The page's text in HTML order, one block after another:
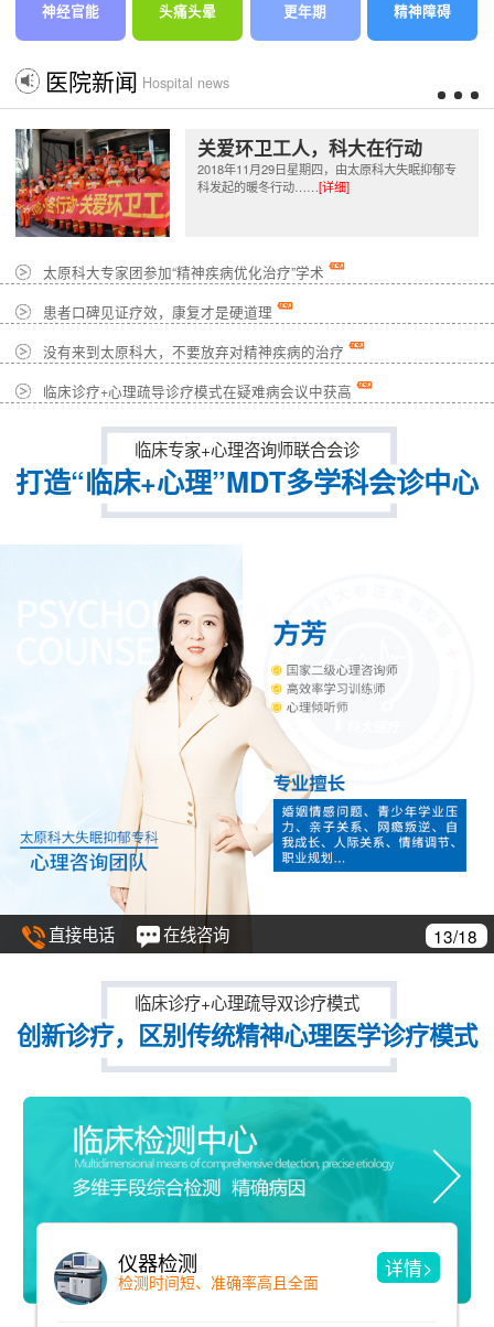
神经官能 头痛头晕 更年期 精神障碍
医院新闻 Hospital news
关爱环卫工人，科大在行动
2018年11月29日星期四，由太原科大失眠抑郁专
科发起的暖冬行动……[详细]
太原科大专家团参加“精神疾病优化治疗”学术
患者口碑见证疗效，康复才是硬道理
没有来到太原科大，不要放弃对精神疾病的治疗
临床诊疗+心理疏导诊疗模式在疑难病会议中获高
临床专家+心理咨询师联合会诊
打造“临床+心理”MDT多学科会诊中心
直接电话 在线咨询 14/18
临床诊疗+心理疏导双诊疗模式
创新诊疗，区别传统精神心理医学诊疗模式
精神分析疗法
洞见与自我了解 用诠释来消除冲突
详情>